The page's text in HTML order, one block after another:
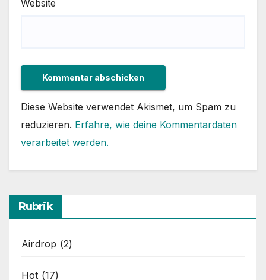
Website
Diese Website verwendet Akismet, um Spam zu
reduzieren. Erfahre, wie deine Kommentardaten
verarbeitet werden.
Rubrik
Airdrop (2)
Hot (17)